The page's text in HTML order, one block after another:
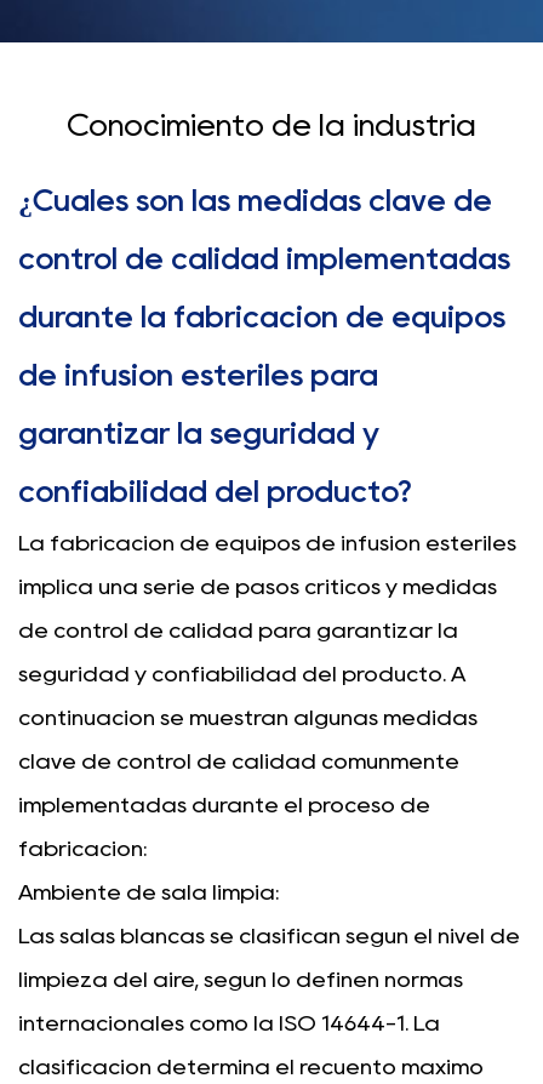
Conocimiento de la industria
¿Cuáles son las medidas clave de
control de calidad implementadas
durante la fabricación de equipos
de infusión estériles para
garantizar la seguridad y
confiabilidad del producto?
La fabricación de equipos de infusión estériles
implica una serie de pasos críticos y medidas
de control de calidad para garantizar la
seguridad y confiabilidad del producto. A
continuación se muestran algunas medidas
clave de control de calidad comúnmente
implementadas durante el proceso de
fabricación:
Ambiente de sala limpia:
Las salas blancas se clasifican según el nivel de
limpieza del aire, según lo definen normas
internacionales como la ISO 14644-1. La
clasificación determina el recuento máximo